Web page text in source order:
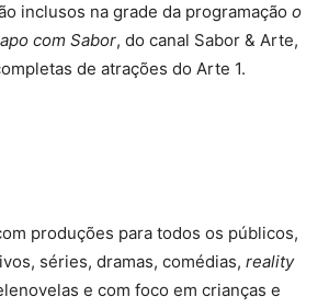
inclusos na grade da programação o
com Sabor, do canal Sabor & Arte,
de atrações do Arte 1.
produções para todos os públicos,
séries, dramas, comédias, reality
e com foco em crianças e